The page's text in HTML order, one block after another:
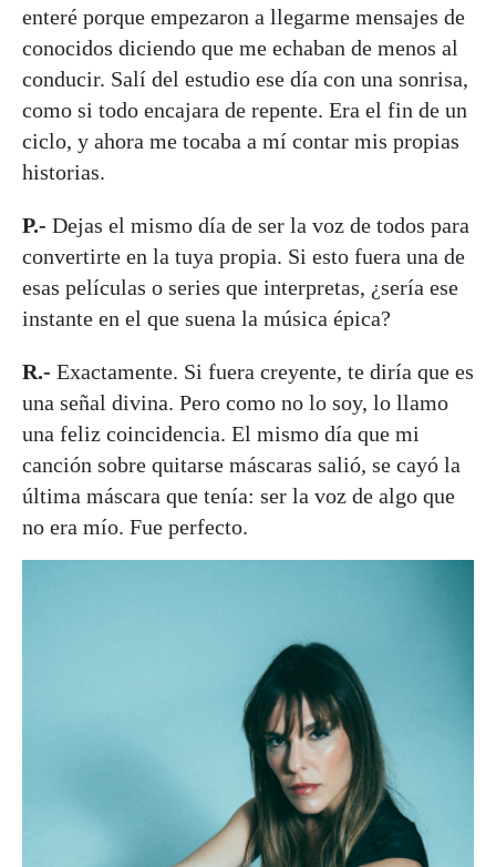
enteré porque empezaron a llegarme mensajes de
conocidos diciendo que me echaban de menos al
conducir. Salí del estudio ese día con una sonrisa,
como si todo encajara de repente. Era el fin de un
ciclo, y ahora me tocaba a mí contar mis propias
historias.
P.- Dejas el mismo día de ser la voz de todos para
convertirte en la tuya propia. Si esto fuera una de
esas películas o series que interpretas, ¿sería ese
instante en el que suena la música épica?
R.- Exactamente. Si fuera creyente, te diría que es
una señal divina. Pero como no lo soy, lo llamo
una feliz coincidencia. El mismo día que mi
canción sobre quitarse máscaras salió, se cayó la
última máscara que tenía: ser la voz de algo que
no era mío. Fue perfecto.